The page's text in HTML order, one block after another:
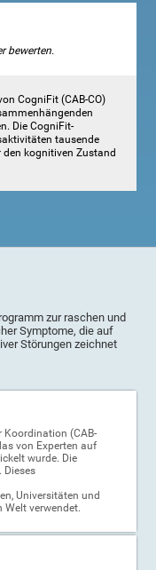
bewerten.
CogniFit (CAB-CO)
Die CogniFit-
tausende
kognitiven Zustand
zur raschen und
Symptome, die auf
Störungen zeichnet
Koordination (CAB-
von Experten auf
wurde. Die
Dieses
Universitäten und
Welt verwendet.